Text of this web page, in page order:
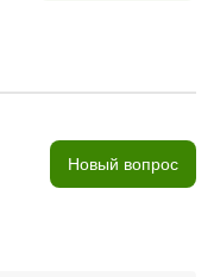
Новый вопрос